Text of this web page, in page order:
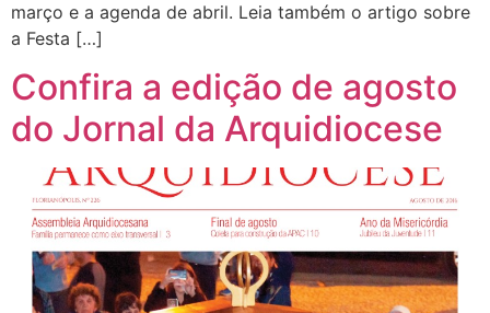
março e a agenda de abril. Leia também o artigo sobre
a Festa […]
Confira a edição de agosto
do Jornal da Arquidiocese